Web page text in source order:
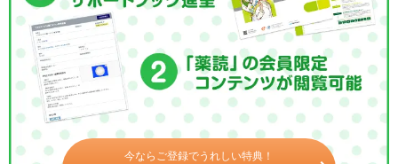
今ならご登録でうれしい特典！